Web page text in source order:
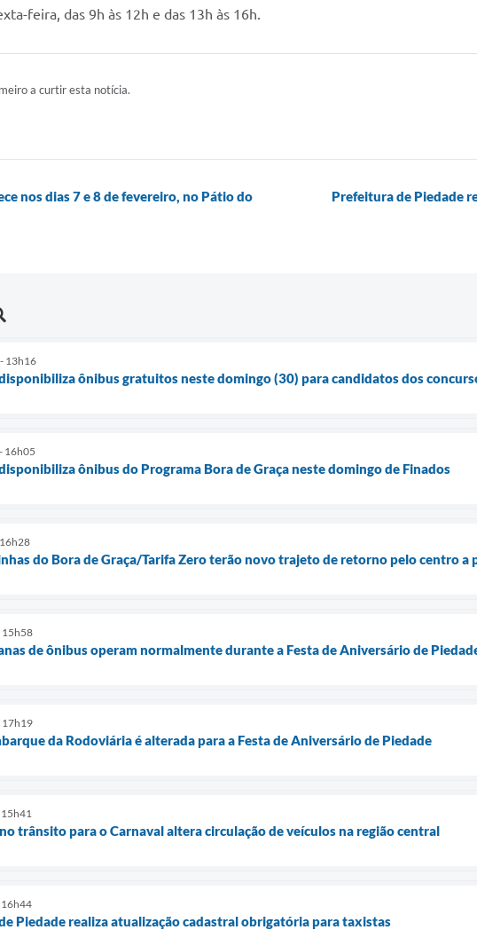
feira, das 9h às 12h e das 13h às 16h.
a curtir esta notícia.
nos dias 7 e 8 de fevereiro, no Pátio do
Prefeitura de Piedade
13h16
ônibus gratuitos neste domingo (30) para candidatos dos
16h05
ônibus do Programa Bora de Graça neste domingo de Finados
do Bora de Graça/Tarifa Zero terão novo trajeto de retorno pelo centro a
15h58
de ônibus operam normalmente durante a Festa de Aniversário de
17h19
da Rodoviária é alterada para a Festa de Aniversário de Piedade
trânsito para o Carnaval altera circulação de veículos na região central
16h44
Piedade realiza atualização cadastral obrigatória para taxistas